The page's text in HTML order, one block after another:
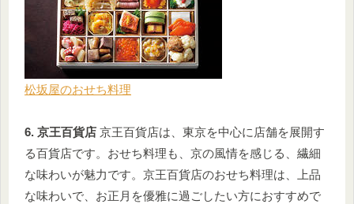
松坂屋のおせち料理
6. 京王百貨店 京王百貨店は、東京を中心に店舗を展開す
る百貨店です。おせち料理も、京の風情を感じる、繊細
な味わいが魅力です。京王百貨店のおせち料理は、上品
な味わいで、お正月を優雅に過ごしたい方におすすめで